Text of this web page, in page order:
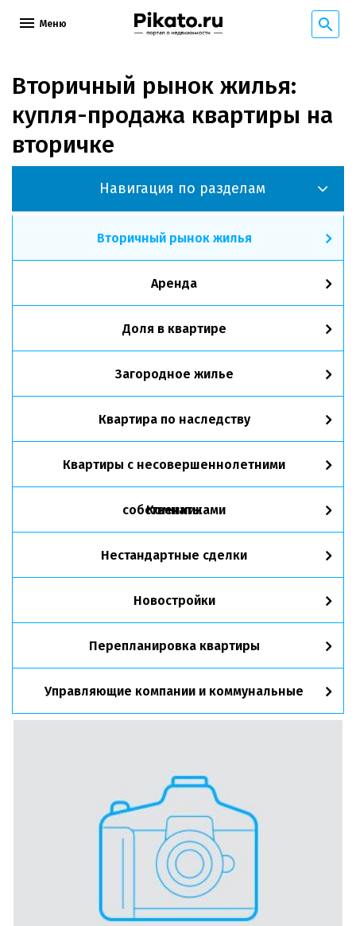
Меню
Вторичный рынок жилья:
купля-продажа квартиры на
вторичке
Навигация по разделам
Вторичный рынок жилья
Аренда
Доля в квартире
Загородное жилье
Квартира по наследству
Квартиры с несовершеннолетними
собственниками
Комнаты
Нестандартные сделки
Новостройки
Перепланировка квартиры
Управляющие компании и коммунальные